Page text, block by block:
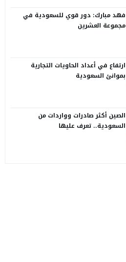
فهد مبارك: دور قوي للسعودية في
مجموعة العشرين
ارتفاع في أعداد الحاويات التجارية
بموانئ السعودية
الصين أكثر صادرات وواردات من
السعودية.. تعرف عليها